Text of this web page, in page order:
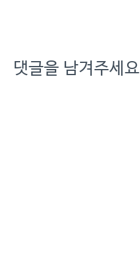
큼, KT는 고객 정보를 제대
로 보호하지 못했고,…
댓글을 남겨주세요